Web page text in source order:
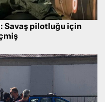
Savaş pilotluğu için